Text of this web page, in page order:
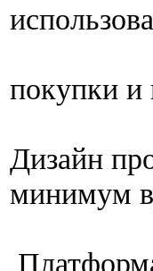
покупки и
Дизайн
минимум